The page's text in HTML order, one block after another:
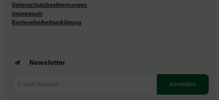
Datenschutzbestimmungen
Impressum
Barrierefreiheitserklärung
Newsletter